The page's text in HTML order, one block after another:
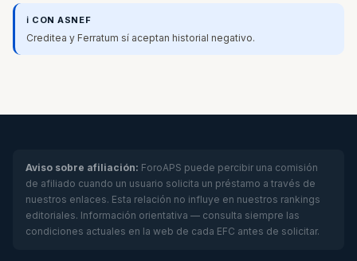
ℹ️ CON ASNEF
Creditea y Ferratum sí aceptan historial negativo.
Aviso sobre afiliación: ForoAPS puede percibir una comisión
de afiliado cuando un usuario solicita un préstamo a través de
nuestros enlaces. Esta relación no influye en nuestros rankings
editoriales. Información orientativa — consulta siempre las
condiciones actuales en la web de cada EFC antes de solicitar.